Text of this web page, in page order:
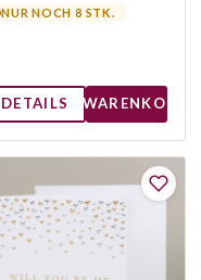
NUR NOCH 8 STK.
DETAILS WARENKORB